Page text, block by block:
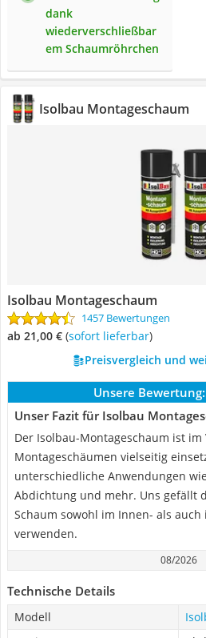
dank
wiederverschließbar
em Schaumröhrchen
Isolbau Montageschaum
Isolbau Montageschaum
1457 Bewertungen
ab 21,00 € ( Sofort lieferbar)
Preisvergleich und
Unsere Bewertung:
Unser Fazit für Isolbau
Der Isolbau-Montageschaum ist
Montageschäumen vielseitig
unterschiedliche Anwendungen
Abdichtung und mehr. Uns gefällt
Schaum sowohl im Innen- als
verwenden.
08/2026
Technische Details
Modell